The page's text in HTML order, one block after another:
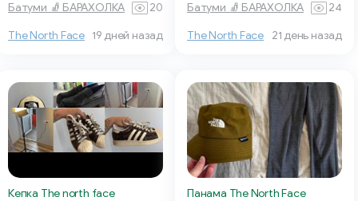
Батуми 🧦 БАРАХОЛКА 20
The North Face 19 дней назад
Батуми 🧦 БАРАХОЛКА 24
The North Face 21 день назад
Кепка The north face
Панама The North Face